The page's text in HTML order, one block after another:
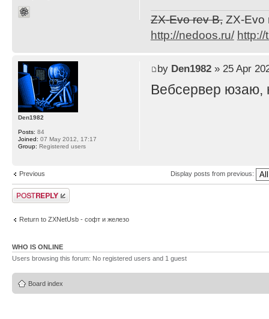
ZX-Evo rev B,ZX-Evo
http://nedoos.ru/
by Den1982» 25 Apr
Вебсервер юзаю,
Den1982
Posts: 84
Joined: 07 May 2012, 17:17
Group: Registered users
Previous Display posts from previous:
Post a reply
Return to ZXNetUsb - софт и железо
WHO IS ONLINE
Users browsing this forum: No registered users and 1 guest
Board index